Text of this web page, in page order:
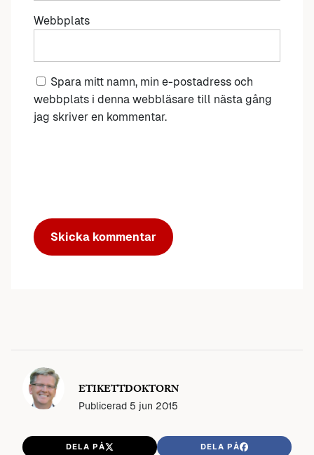
Webbplats
Spara mitt namn, min e-postadress och
webbplats i denna webbläsare till nästa gång
jag skriver en kommentar.
ETIKETTDOKTORN
Publicerad 5 jun 2015
DELA PÅ DELA PÅ